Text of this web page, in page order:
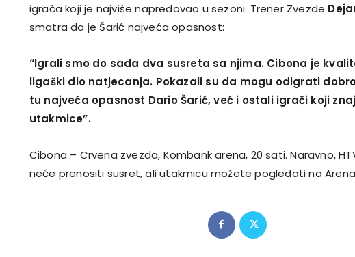
igrača koji je najviše napredovao u sezoni. Trener Zvezde
smatra da je Šarić najveća opasnost:
“Igrali smo do sada dva susreta sa njima. Cibona je
ligaški dio natjecanja. Pokazali su da mogu odigrati
tu najveća opasnost Dario Šarić, već i ostali igrači koji
utakmice”.
Cibona – Crvena zvezda, Kombank arena, 20 sati. Naravno,
neće prenositi susret, ali utakmicu možete pogledati na